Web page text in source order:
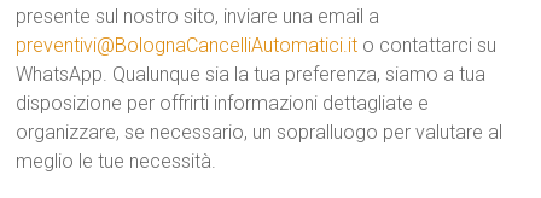
presente sul nostro sito, inviare una email a
preventivi@BolognaCancelliAutomatici.it o contattarci su
WhatsApp. Qualunque sia la tua preferenza, siamo a tua
disposizione per offrirti informazioni dettagliate e
organizzare, se necessario, un sopralluogo per valutare al
meglio le tue necessità.